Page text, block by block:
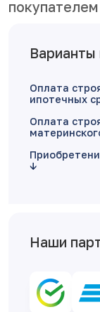
Варианты
Оплата
ипотечных
Оплата
Наши